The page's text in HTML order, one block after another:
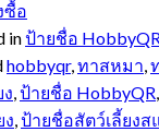
inป้ายชื่อ
hobbyqr,ทาสหมา,
,ป้ายชื่อ HobbyQR,
,ป้ายชื่อสัตว์เลี้ยงส